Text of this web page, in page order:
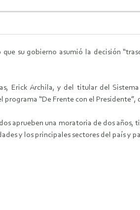
su gobierno asumió la decisión
Erick Archila, y del titular del
“De Frente con el
aprueben una moratoria de dos
y los principales sectores del país y